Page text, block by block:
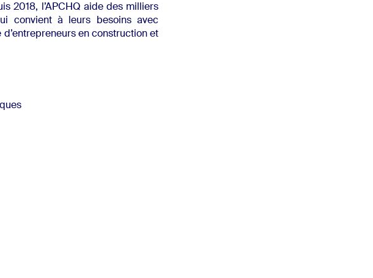
2018, l’APCHQ aide des milliers
convient à leurs besoins avec
en construction et